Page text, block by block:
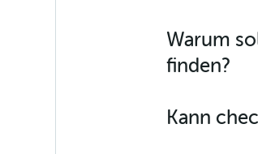
Warum
finden?
Kann